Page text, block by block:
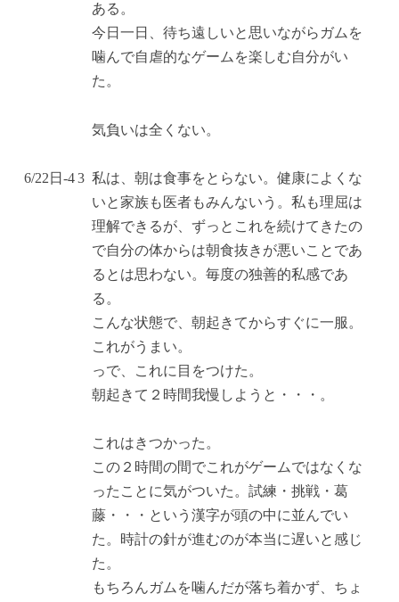
ある。
今日一日、待ち遠しいと思いながらガムを
噛んで自虐的なゲームを楽しむ自分がい
た。
気負いは全くない。
6/22 日-4 3 私は、朝は食事をとらない。健康によくな
いと家族も医者もみんないう。私も理屈は
理解できるが、ずっとこれを続けてきたの
で自分の体からは朝食抜きが悪いことであ
るとは思わない。毎度の独善的私感であ
る。
こんな状態で、朝起きてからすぐに一服。
これがうまい。
っで、これに目をつけた。
朝起きて２時間我慢しようと・・・。
これはきつかった。
この２時間の間でこれがゲームではなくな
ったことに気がついた。試練・挑戦・葛
藤・・・という漢字が頭の中に並んでい
た。時計の針が進むのが本当に遅いと感じ
た。
もちろんガムを噛んだが落ち着かず、ちょ